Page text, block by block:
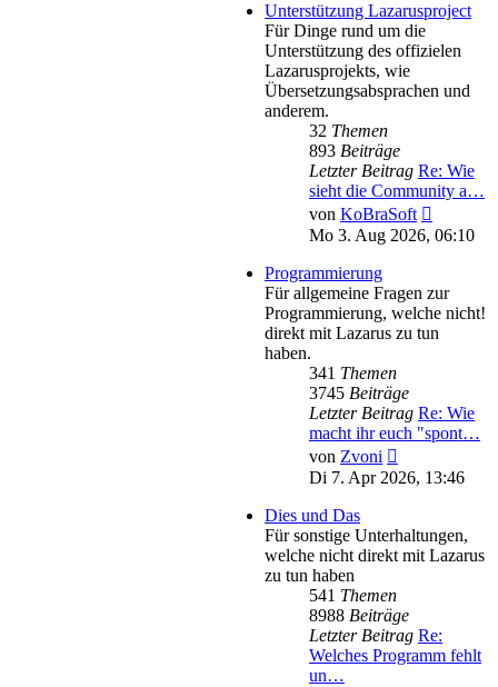
Unterstützung Lazarusproject
Für Dinge rund um die
Unterstützung des offizielen
Lazarusprojekts, wie
Übersetzungsabsprachen und
anderem.
32 Themen
893 Beiträge
Letzter Beitrag Re: Wie
sieht die Community a…
von KoBraSoft
Beitrag
Mo 3. Aug 2026, 06:10
Programmierung
Für allgemeine Fragen zur
Programmierung, welche nicht!
direkt mit Lazarus zu tun
haben.
341 Themen
3745 Beiträge
Letzter Beitrag Re: Wie
macht ihr euch "spont…
von Zvoni
Beitrag
Di 7. Apr 2026, 13:46
Dies und Das
Für sonstige Unterhaltungen,
welche nicht direkt mit Lazarus
zu tun haben
541 Themen
8988 Beiträge
Letzter Beitrag Re:
Welches Programm fehlt
un…